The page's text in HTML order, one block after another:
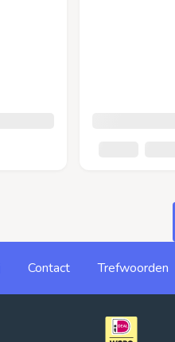
Contact Trefwoorden